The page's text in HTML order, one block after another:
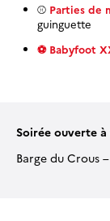
⚾ Parties de
guinguette
⚽ Babyfoot
Soirée ouverte
Barge du Crous